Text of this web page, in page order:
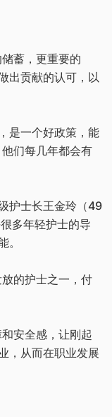
蓄，更重要的
出贡献的认可，以
是一个好政策，能
们每几年都会有
护士长王金玲（49
多年轻护士的导
的护士之一，付
安全感，让刚起
，从而在职业发展